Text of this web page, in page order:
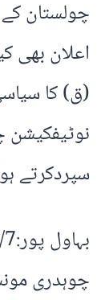
چولستان
اعلان بھی
(ق) کا
نوٹیفکیشن
سپردکرتے
چوہدری